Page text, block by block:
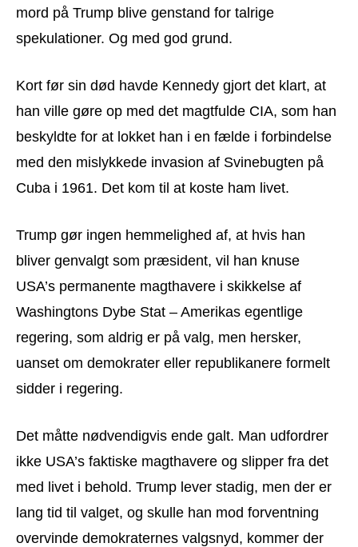
mord på Trump blive genstand for talrige
spekulationer. Og med god grund.
Kort før sin død havde Kennedy gjort det klart, at
han ville gøre op med det magtfulde CIA, som han
beskyldte for at lokket han i en fælde i forbindelse
med den mislykkede invasion af Svinebugten på
Cuba i 1961. Det kom til at koste ham livet.
Trump gør ingen hemmelighed af, at hvis han
bliver genvalgt som præsident, vil han knuse
USA’s permanente magthavere i skikkelse af
Washingtons Dybe Stat – Amerikas egentlige
regering, som aldrig er på valg, men hersker,
uanset om demokrater eller republikanere formelt
sidder i regering.
Det måtte nødvendigvis ende galt. Man udfordrer
ikke USA’s faktiske magthavere og slipper fra det
med livet i behold. Trump lever stadig, men der er
lang tid til valget, og skulle han mod forventning
overvinde demokraternes valgsnyd, kommer der